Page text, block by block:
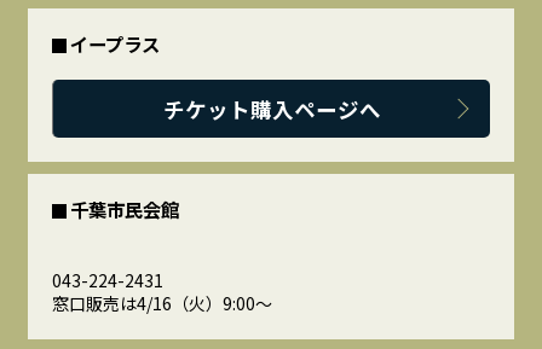
イープラス
チケット購入ページへ
千葉市民会館
043-224-2431
窓口販売は4/16（火）9:00～